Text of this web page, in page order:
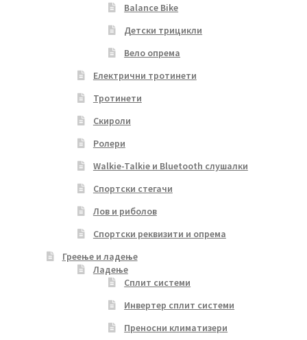
Balance Bike
Детски трицикли
Вело опрема
Електрични тротинети
Тротинети
Скироли
Ролери
Walkie-Talkie и Bluetooth слушалки
Спортски стегачи
Лов и риболов
Спортски реквизити и опрема
Греење и ладење
Ладење
Сплит системи
Инвертер сплит системи
Преносни климатизери